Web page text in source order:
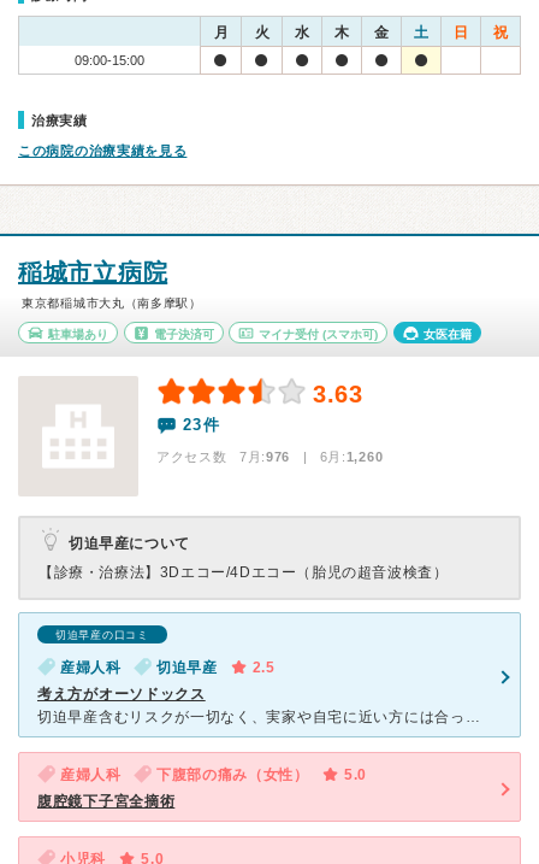
月 火 水 木 金 土 日 祝
09:00-15:00
治療実績
この病院の治療実績を見る
稲城市立病院
東京都稲城市大丸（南多摩駅）
駐車場あり 電子決済可 マイナ受付 (スマホ可) 女医在籍
3.63
23件
アクセス数 7月:976 | 6月:1,260
切迫早産について
【診療・治療法】 3Dエコー/4Dエコー（胎児の超音波検査）
切迫早産の口コミ
産婦人科 切迫早産
2.5
考え方がオーソドックス
切迫早産含むリスクが一切なく、実家や自宅に近い方には合ってると思います。 付随して、他院にもよくある事ですが検診外来も混み合っています。流れは非常に機械的で疑問点を聞く時間も限られています。聞きたい
産婦人科 下腹部の痛み（女性）
5.0
腹腔鏡下子宮全摘術
小児科
5.0